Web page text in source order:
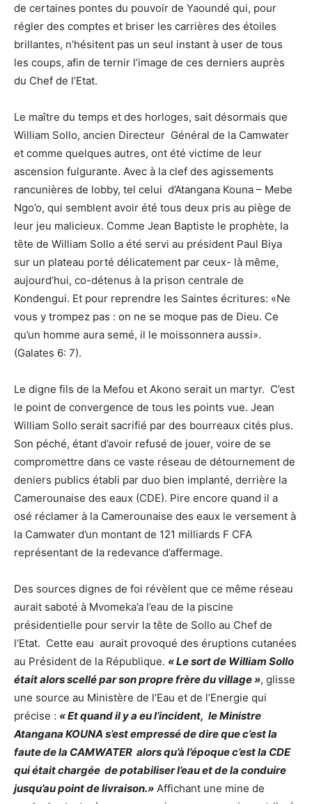
de certaines pontes du pouvoir de Yaoundé qui, pour
régler des comptes et briser les carrières des étoiles
brillantes, n’hésitent pas un seul instant à user de tous
les coups, afin de ternir l’image de ces derniers auprès
du Chef de l’Etat.
Le maître du temps et des horloges, sait désormais que
William Sollo, ancien Directeur Général de la Camwater
et comme quelques autres, ont été victime de leur
ascension fulgurante. Avec à la clef des agissements
rancunières de lobby, tel celui d’Atangana Kouna – Mebe
Ngo’o, qui semblent avoir été tous deux pris au piège de
leur jeu malicieux. Comme Jean Baptiste le prophète, la
tête de William Sollo a été servi au président Paul Biya
sur un plateau porté délicatement par ceux- là même,
aujourd’hui, co-détenus à la prison centrale de
Kondengui. Et pour reprendre les Saintes écritures: «Ne
vous y trompez pas : on ne se moque pas de Dieu. Ce
qu’un homme aura semé, il le moissonnera aussi».
(Galates 6: 7).
Le digne fils de la Mefou et Akono serait un martyr. C’est
le point de convergence de tous les points vue. Jean
William Sollo serait sacrifié par des bourreaux cités plus.
Son péché, étant d’avoir refusé de jouer, voire de se
compromettre dans ce vaste réseau de détournement de
deniers publics établi par duo bien implanté, derrière la
Camerounaise des eaux (CDE). Pire encore quand il a
osé réclamer à la Camerounaise des eaux le versement à
la Camwater d’un montant de 121 milliards F CFA
représentant de la redevance d’affermage.
Des sources dignes de foi révèlent que ce même réseau
aurait saboté à Mvomeka’a l’eau de la piscine
présidentielle pour servir la tête de Sollo au Chef de
l’Etat. Cette eau aurait provoqué des éruptions cutanées
au Président de la République. « Le sort de William Sollo
était alors scellé par son propre frère du village », glisse
une source au Ministère de l’Eau et de l’Energie qui
précise : « Et quand il y a eu l’incident, le Ministre
Atangana KOUNA s’est empressé de dire que c’est la
faute de la CAMWATER alors qu’à l’époque c’est la CDE
qui était chargée de potabiliser l’eau et de la conduire
jusqu’au point de livraison.» Affichant une mine de